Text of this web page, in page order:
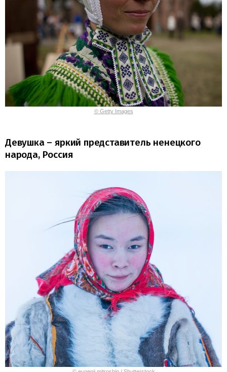
© Getty Images
Девушка – яркий представитель ненецкого
народа, Россия